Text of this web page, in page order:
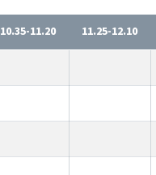
10.35-11.20 11.25-12.10